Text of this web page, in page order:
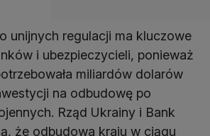
unijnych regulacji ma kluczowe
i ubezpieczycieli, ponieważ
miliardów dolarów
na odbudowę po
Rząd Ukrainy i Bank
że odbudowa kraju w ciągu